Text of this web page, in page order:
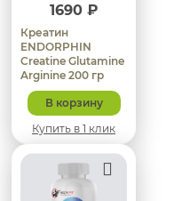
1690 ₽
Креатин
ENDORPHIN
Creatine Glutamine
Arginine 200 гр
В корзину
Купить в 1 клик